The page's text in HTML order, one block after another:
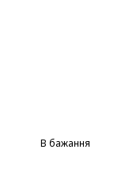
В бажання